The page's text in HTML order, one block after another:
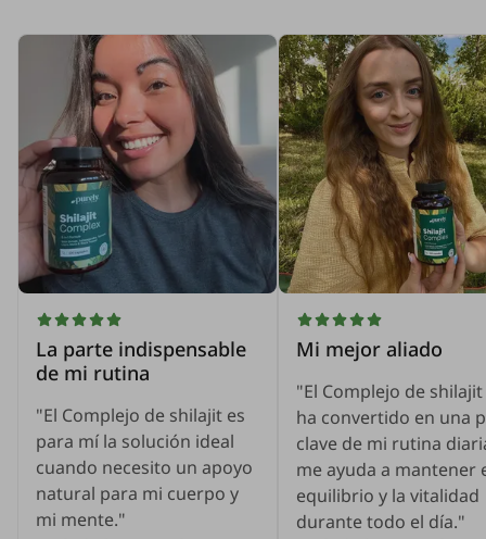
La parte indispensable
de mi rutina
"El Complejo de shilajit es
para mí la solución ideal
cuando necesito un apoyo
natural para mi cuerpo y
mi mente."
Mi mejor aliado
"El Complejo de shilajit
ha convertido en una
clave de mi rutina
me ayuda a mantener
equilibrio y la vitalidad
durante todo el día."